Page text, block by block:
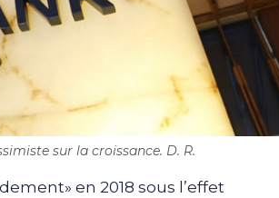
sur la croissance. D. R.
en 2018 sous l’effet